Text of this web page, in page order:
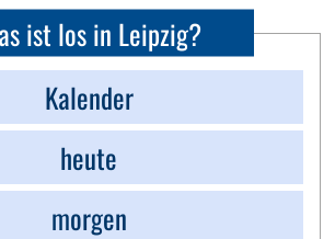
ist los in Leipzig?
Kalender
heute
morgen